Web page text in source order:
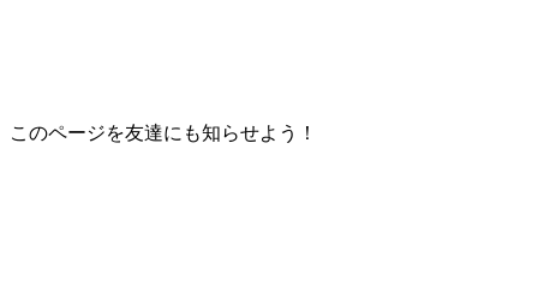
このページを友達にも知らせよう！